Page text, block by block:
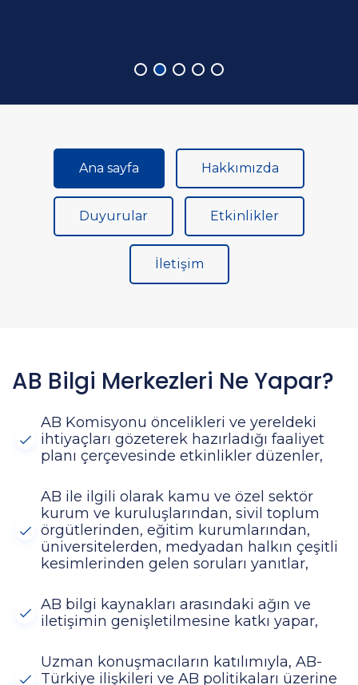
Ana sayfa Hakkımızda
Duyurular Etkinlikler
İletişim
AB Bilgi Merkezleri Ne Yapar?
AB Komisyonu öncelikleri ve yereldeki
ihtiyaçları gözeterek hazırladığı faaliyet
planı çerçevesinde etkinlikler düzenler,
AB ile ilgili olarak kamu ve özel sektör
kurum ve kuruluşlarından, sivil toplum
örgütlerinden, eğitim kurumlarından,
üniversitelerden, medyadan halkın çeşitli
kesimlerinden gelen soruları yanıtlar,
AB bilgi kaynakları arasındaki ağın ve
iletişimin genişletilmesine katkı yapar,
Uzman konuşmacıların katılımıyla, AB-
Türkiye ilişkileri ve AB politikaları üzerine